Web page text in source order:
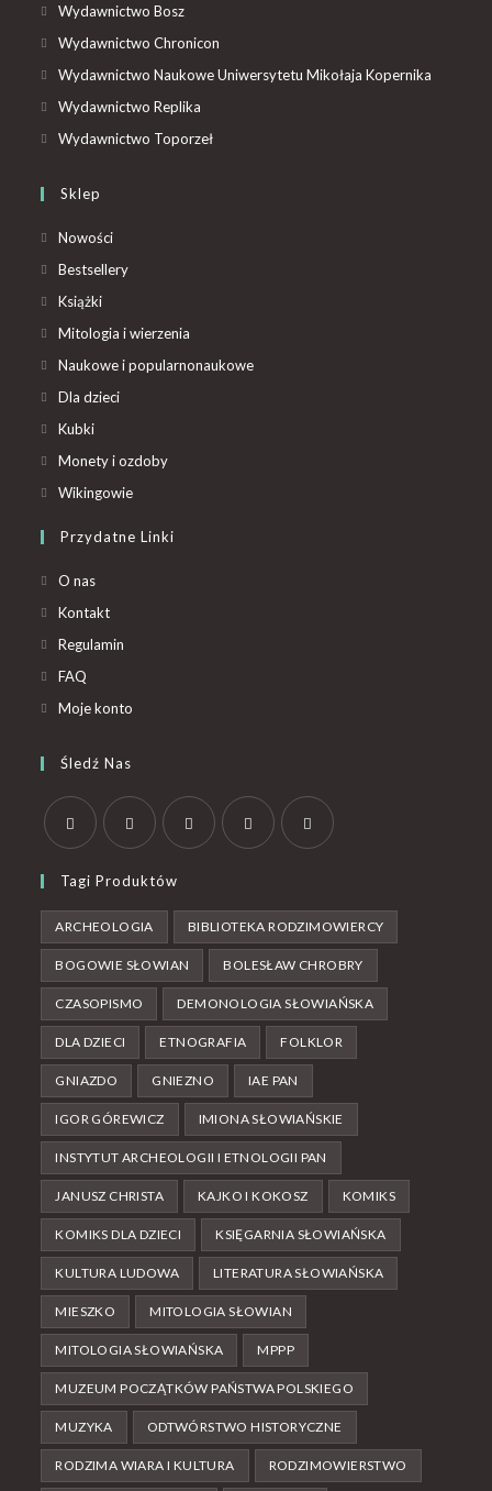
Wydawnictwo Bosz
Wydawnictwo Chronicon
Wydawnictwo Naukowe Uniwersytetu Mikołaja Kopernika
Wydawnictwo Replika
Wydawnictwo Toporzeł
Sklep
Nowości
Bestsellery
Książki
Mitologia i wierzenia
Naukowe i popularnonaukowe
Dla dzieci
Kubki
Monety i ozdoby
Wikingowie
Przydatne Linki
O nas
Kontakt
Regulamin
FAQ
Moje konto
Śledź Nas
Tagi Produktów
ARCHEOLOGIA BIBLIOTEKA RODZIMOWIERCY
BOGOWIE SŁOWIAN BOLESŁAW CHROBRY
CZASOPISMO DEMONOLOGIA SŁOWIAŃSKA
DLA DZIECI ETNOGRAFIA FOLKLOR
GNIAZDO GNIEZNO IAE PAN
IGOR GÓREWICZ IMIONA SŁOWIAŃSKIE
INSTYTUT ARCHEOLOGII I ETNOLOGII PAN
JANUSZ CHRISTA KAJKO I KOKOSZ KOMIKS
KOMIKS DLA DZIECI KSIĘGARNIA SŁOWIAŃSKA
KULTURA LUDOWA LITERATURA SŁOWIAŃSKA
MIESZKO MITOLOGIA SŁOWIAN
MITOLOGIA SŁOWIAŃSKA MPPP
MUZEUM POCZĄTKÓW PAŃSTWA POLSKIEGO
MUZYKA ODTWÓRSTWO HISTORYCZNE
RODZIMA WIARA I KULTURA RODZIMOWIERSTWO